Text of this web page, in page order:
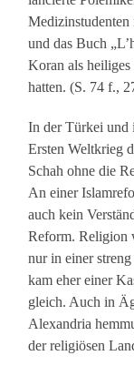
Medizinstudenten
und das Buch
Koran als
hatten. (S. 74 f.,
In der Türkei und
Ersten Weltkrieg
Schah ohne die
An einer
auch kein
Reform. Religion
nur in einer
kam eher einer
gleich. Auch in
Alexandria
der religiösen